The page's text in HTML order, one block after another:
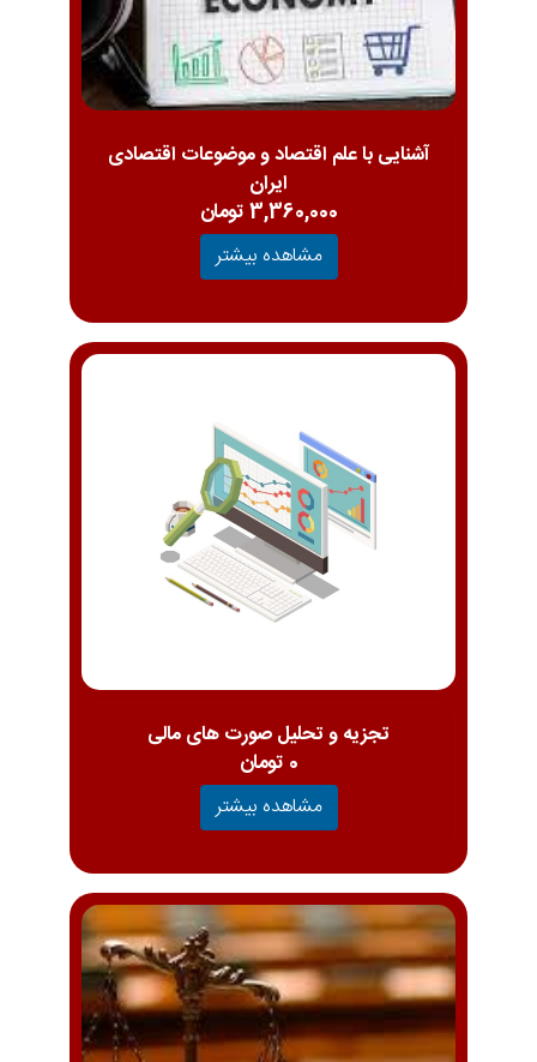
آشنایی با علم اقتصاد و موضوعات اقتصادی
ایران
3,360,000 تومان
مشاهده بیشتر
تجزیه و تحلیل صورت های مالی
0 تومان
مشاهده بیشتر